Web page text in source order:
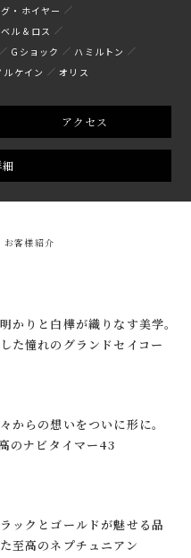
・ホイヤー
ベル＆ロス
Gショック
ハミルトン
ルケイン オリス
アクセス
お客様紹介
かりと白樺が織りなす美学。
た憧れのグランドセイコー
からの想いをついに形に。
のナビタイマー43
ックとゴールドが魅せる品
至高のネプチュニアン